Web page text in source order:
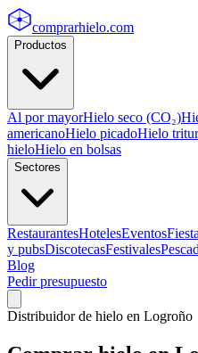
comprarhielo.com
Productos
Al por mayorHielo seco (CO₂)
americanoHielo picadoHielo
hieloHielo en bolsas
Sectores
RestaurantesHotelesEventos
y pubsDiscotecasFestivales
Blog
Pedir presupuesto
Distribuidor de hielo en Logroño